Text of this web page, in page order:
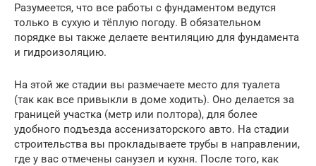
Разумеется, что все работы с фундаментом ведутся
только в сухую и тёплую погоду. В обязательном
порядке вы также делаете вентиляцию для фундамента
и гидроизоляцию.
На этой же стадии вы размечаете место для туалета
(так как все привыкли в доме ходить). Оно делается за
границей участка (метр или полтора), для более
удобного подъезда ассенизаторского авто. На стадии
строительства вы прокладываете трубы в направлении,
где у вас отмечены санузел и кухня. После того, как